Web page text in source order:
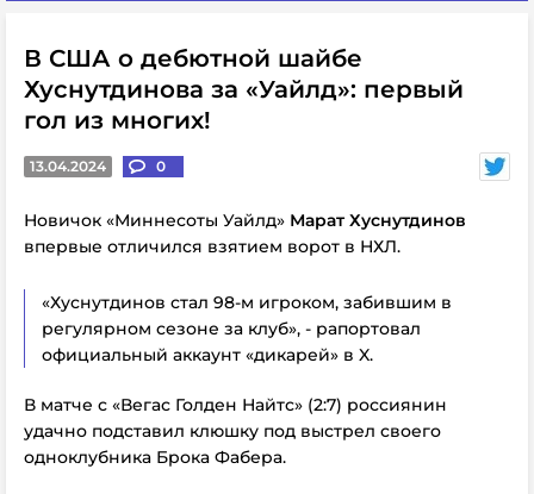
В США о дебютной шайбе
Хуснутдинова за «Уайлд»: первый
гол из многих!
13.04.2024 0
Новичок «Миннесоты Уайлд» Марат Хуснутдинов
впервые отличился взятием ворот в НХЛ.
«Хуснутдинов стал 98-м игроком, забившим в
регулярном сезоне за клуб», - рапортовал
официальный аккаунт «дикарей» в X.
В матче с «Вегас Голден Найтс» (2:7) россиянин
удачно подставил клюшку под выстрел своего
одноклубника Брока Фабера.